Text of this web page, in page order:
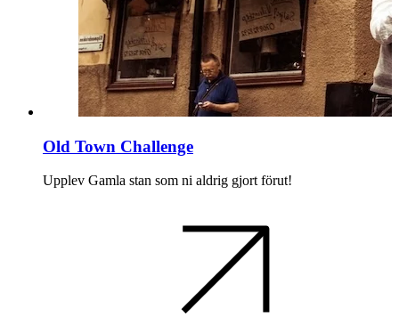
Old Town Challenge
Upplev Gamla stan som ni aldrig gjort förut!